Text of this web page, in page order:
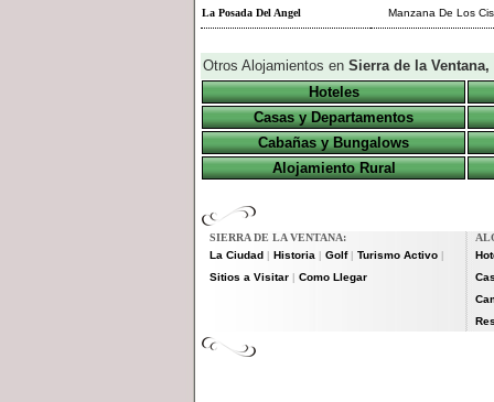
La Posada Del Angel
Manzana De Los
Otros Alojamientos en Sierra de la
Hoteles
Casas y Departamentos
Cabañas y Bungalows
Alojamiento Rural
SIERRA DE LA VENTANA:
La Ciudad
Historia Golf| Turismo Activo
Sitios a Visitar Como Llegar